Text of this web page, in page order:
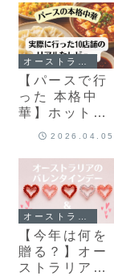
【パースで行
った 本格中
華】ホットポ
ットからロー
実際に行った
10店舗レビュ
ーのリアルな
感想
2026.04.05
【今年は何を
贈る？】オー
ストラリアの